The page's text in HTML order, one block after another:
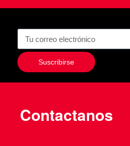
Suscribirse
Contactanos